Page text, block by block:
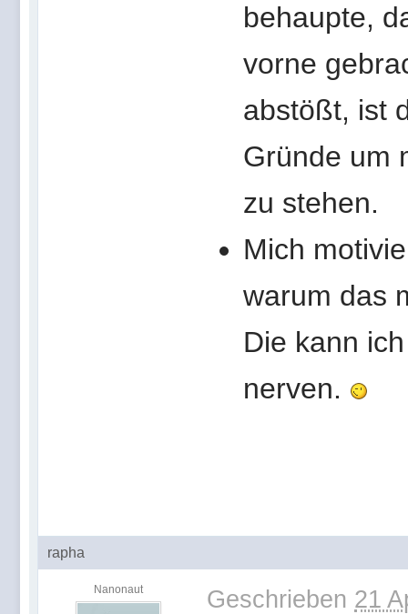
behaupte,
vorne
abstößt, ist
Gründe um
zu stehen.
Mich
warum das
Die kann
nerven.
rapha
Nanonaut Geschrieben 21